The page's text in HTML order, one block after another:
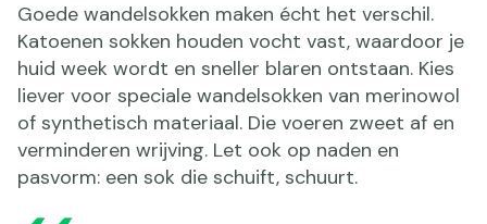
Goede wandelsokken maken écht het verschil.
Katoenen sokken houden vocht vast, waardoor je
huid week wordt en sneller blaren ontstaan. Kies
liever voor speciale wandelsokken van merinowol
of synthetisch materiaal. Die voeren zweet af en
verminderen wrijving. Let ook op naden en
pasvorm: een sok die schuift, schuurt.